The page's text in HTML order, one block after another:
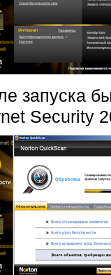
запуска
Security